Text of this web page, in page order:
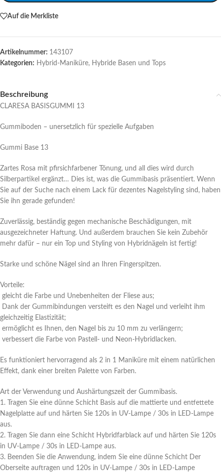
Auf die Merkliste
Artikelnummer: 143107
Kategorien: Hybrid-Maniküre, Hybride Basen und Tops
Beschreibung
CLARESA BASISGUMMI 13
Gummiboden – unersetzlich für spezielle Aufgaben
Gummi Base 13
Zartes Rosa mit pfirsichfarbener Tönung, und all dies wird durch
Silberpartikel ergänzt… Dies ist, was die Gummibasis präsentiert. Wenn
Sie auf der Suche nach einem Lack für dezentes Nagelstyling sind, haben
Sie ihn gerade gefunden!
Zuverlässig, beständig gegen mechanische Beschädigungen, mit
ausgezeichneter Haftung. Und außerdem brauchen Sie kein Zubehör
mehr dafür – nur ein Top und Styling von Hybridnägeln ist fertig!
Starke und schöne Nägel sind an Ihren Fingerspitzen.
Vorteile:
gleicht die Farbe und Unebenheiten der Fliese aus;
Dank der Gummibindungen versteift es den Nagel und verleiht ihm
gleichzeitig Elastizität;
ermöglicht es Ihnen, den Nagel bis zu 10 mm zu verlängern;
verbessert die Farbe von Pastell- und Neon-Hybridlacken.
Es funktioniert hervorragend als 2 in 1 Maniküre mit einem natürlichen
Effekt, dank einer breiten Palette von Farben.
Art der Verwendung und Aushärtungszeit der Gummibasis.
1. Tragen Sie eine dünne Schicht Basis auf die mattierte und entfettete
Nagelplatte auf und härten Sie 120s in UV-Lampe / 30s in LED-Lampe
aus.
2. Tragen Sie dann eine Schicht Hybridfarblack auf und härten Sie 120s
in UV-Lampe / 30s in LED-Lampe aus.
3. Beenden Sie die Anwendung, indem Sie eine dünne Schicht Der
Oberseite auftragen und 120s in UV-Lampe / 30s in LED-Lampe